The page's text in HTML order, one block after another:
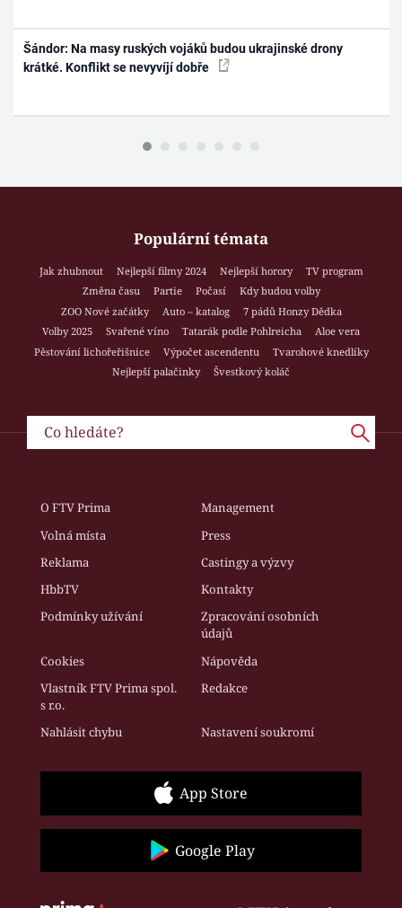
Šándor: Na masy ruských vojáků budou ukrajinské drony
krátké. Konflikt se nevyvíjí dobře
Populární témata
Jak zhubnout Nejlepší filmy 2024 Nejlepší horory
TV program
Změna času
Partie Počasí
Kdy budou volby
ZOO Nové začátky
Auto – katalog
7 pádů Honzy Dědka
Volby 2025
Svařené víno Tatarák podle Pohlreicha
Aloe vera
Pěstování lichořeřišnice
Výpočet ascendentu
Tvarohové knedlíky
Nejlepší palačinky
Švestkový koláč
O FTV Prima
Management
Volná místa
Press
Reklama
Castingy a výzvy
HbbTV
Kontakty
Podmínky užívání
Zpracování osobních
údajů
Cookies
Nápověda
Vlastník FTV Prima spol.
s r.o.
Redakce
Nahlásit chybu Nastavení soukromí
App Store
Google Play